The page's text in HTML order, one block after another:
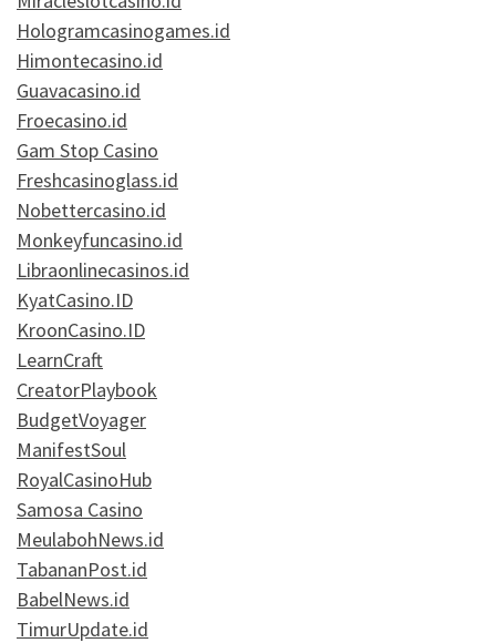
Hologramcasinogames.id
Himontecasino.id
Guavacasino.id
Froecasino.id
Gam Stop Casino
Freshcasinoglass.id
Nobettercasino.id
Monkeyfuncasino.id
Libraonlinecasinos.id
KyatCasino.ID
KroonCasino.ID
LearnCraft
CreatorPlaybook
BudgetVoyager
ManifestSoul
RoyalCasinoHub
Samosa Casino
MeulabohNews.id
TabananPost.id
BabelNews.id
TimurUpdate.id